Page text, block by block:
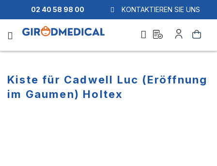
02 40 58 98 00 KONTAKTIEREN SIE UNS
Suche
quote
Konto
Kiste für Cadwell Luc (Eröffnung
im Gaumen) Holtex